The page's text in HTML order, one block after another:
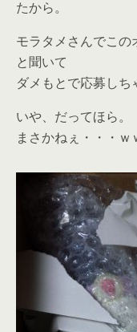
たから。
モラタメさんでこの
と聞いて
ダメもとで応募しち
いや、だってほら。
まさかねぇ・・・ｗ